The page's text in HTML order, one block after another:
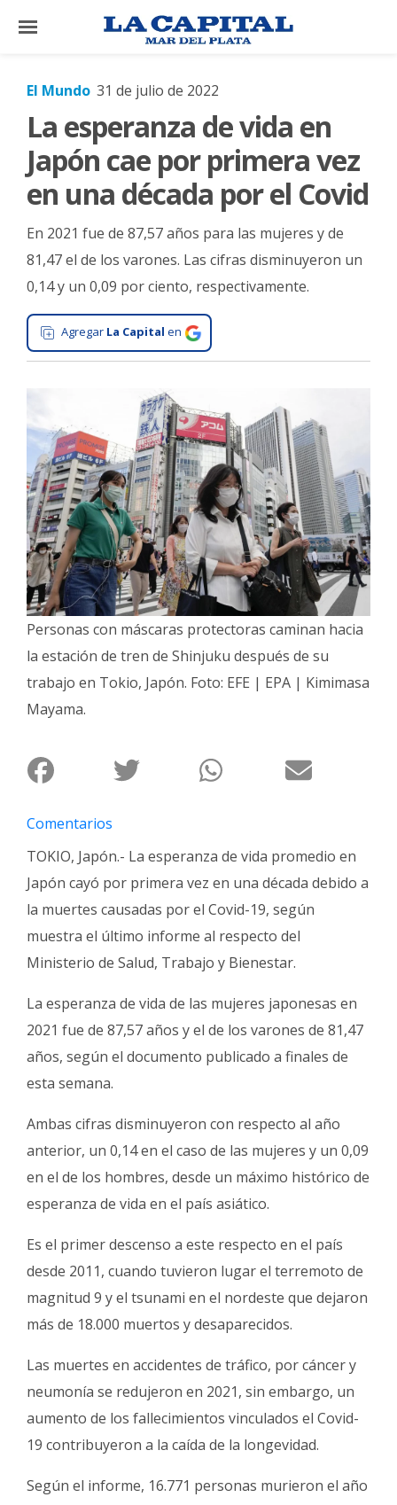
×
El
País
El
Mundo
La
Zona
Cultura
Tecnología
Gastronomía
General
La
Ciudad
Deportes
Arte
y
Espectáculos
Policiales
Cartelera
de
Clasificados
El Mundo 31 de julio de 2022
La esperanza de vida en
Japón cae por primera vez
en una década por el Covid
En 2021 fue de 87,57 años para las mujeres y de
81,47 el de los varones. Las cifras disminuyeron un
0,14 y un 0,09 por ciento, respectivamente.
Agregar La Capital en
Personas con máscaras protectoras caminan hacia
la estación de tren de Shinjuku después de su
trabajo en Tokio, Japón. Foto: EFE | EPA | Kimimasa
Mayama.
Comentarios
TOKIO, Japón.- La esperanza de vida promedio en
Japón cayó por primera vez en una década debido a
la muertes causadas por el Covid-19, según
muestra el último informe al respecto del
Ministerio de Salud, Trabajo y Bienestar.
La esperanza de vida de las mujeres japonesas en
2021 fue de 87,57 años y el de los varones de 81,47
años, según el documento publicado a finales de
esta semana.
Ambas cifras disminuyeron con respecto al año
anterior, un 0,14 en el caso de las mujeres y un 0,09
en el de los hombres, desde un máximo histórico de
esperanza de vida en el país asiático.
Es el primer descenso a este respecto en el país
desde 2011, cuando tuvieron lugar el terremoto de
magnitud 9 y el tsunami en el nordeste que dejaron
más de 18.000 muertos y desaparecidos.
Las muertes en accidentes de tráfico, por cáncer y
neumonía se redujeron en 2021, sin embargo, un
aumento de los fallecimientos vinculados el Covid-
19 contribuyeron a la caída de la longevidad.
Según el informe, 16.771 personas murieron el año